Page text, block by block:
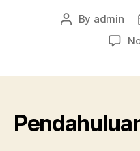
Post
By admin